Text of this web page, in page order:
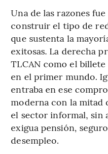
Una de las razones
construir el tipo de
que sustenta la
exitosas. La derecha
TLCAN como el
en el primer mundo.
entraba en ese
moderna con la mitad
el sector informal, sin
exigua pensión,
desempleo.